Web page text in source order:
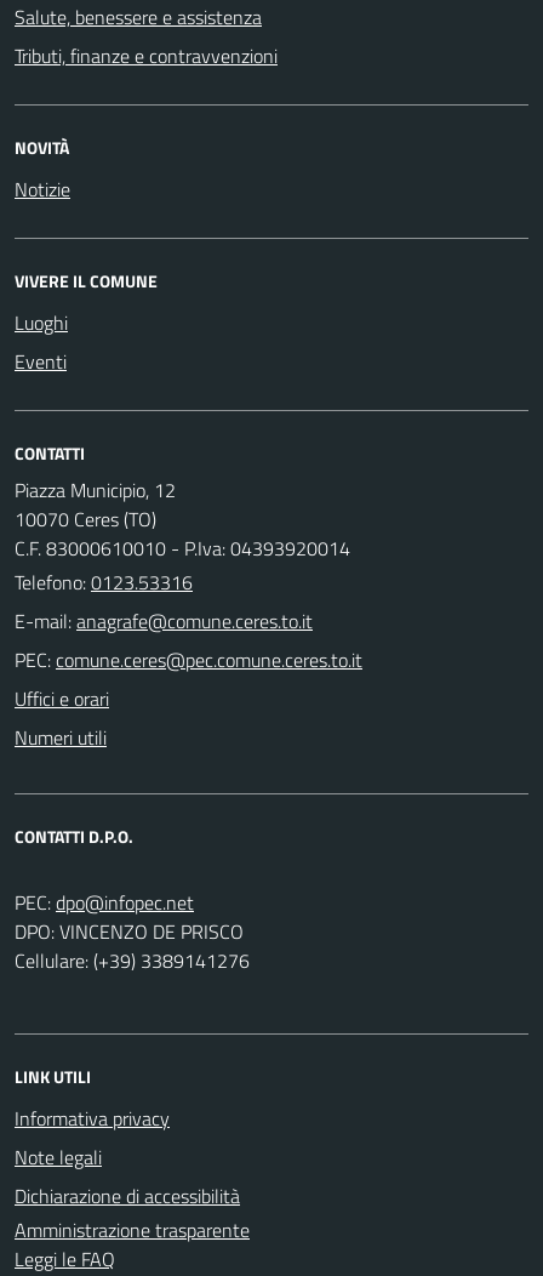
Salute, benessere e assistenza
Tributi, finanze e contravvenzioni
NOVITÀ
Notizie
VIVERE IL COMUNE
Luoghi
Eventi
CONTATTI
Piazza Municipio, 12
10070 Ceres (TO)
C.F. 83000610010 - P.Iva: 04393920014
Telefono:0123.53316
E-mail:
PEC:
Uffici e orari
Numeri utili
CONTATTI D.P.O.
PEC:
DPO: VINCENZO DE PRISCO
Cellulare: (+39) 3389141276
LINK UTILI
Informativa privacy
Note legali
Dichiarazione di accessibilità
Amministrazione trasparente
Leggi le FAQ